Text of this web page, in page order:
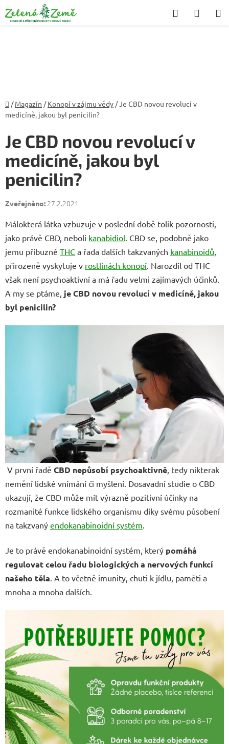
na
obsah
Hledat
KOŠÍK
Domů
/ Magazín / Konopí v zájmu vědy /Je CBD novou revolucí v
medicíně, jakou byl penicilin?
P
o
s
t
r
a
n
í
p
a
n
e
l
Je CBD novou revolucí v
medicíně, jakou byl
penicilin?
27.2.2021
Málokterá látka vzbuzuje v poslední době tolik pozornosti,
jako právě CBD, neboli kanabidiol. CBD se, podobně jako
jemu příbuzné THC a řada dalších takzvaných kanabinoidů,
přirozeně vyskytuje v rostlinách konopí. Narozdíl od THC
však není psychoaktivní a má řadu velmi zajímavých účinků.
A my se ptáme, je CBD novou revolucí v medicíně, jakou
byl penicilin?
V první řadě CBD nepůsobí psychoaktivně , tedy nikterak
nemění lidské vnímání či myšlení. Dosavadní studie o CBD
ukazují, že CBD může mít výrazně pozitivní účinky na
rozmanité funkce lidského organismu díky svému působení
na takzvaný endokanabinoidní systém
Je to právě endokanabinoidní systém, který pomáhá
regulovat celou řadu biologických a nervových funkcí
našeho těla . A to včetně imunity, chuti k jídlu, paměti a
mnoha a mnoha dalších.